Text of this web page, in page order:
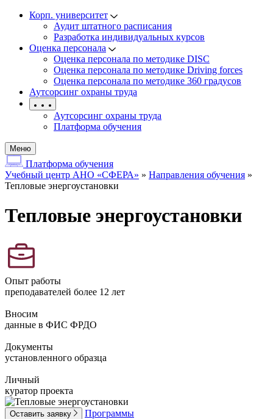
Корп. университет
Аудит штатного расписания
Разработка индивидуальных курсов
Оценка персонала
Оценка персонала по методике DISC
Оценка персонала по методике Driving forces
Оценка персонала по методике 360 градусов
Аутсорсинг охраны труда
Аутсорсинг охраны труда
Платформа обучения
Меню
Платформа обучения
Учебный центр АНО «СФЕРА» » Направления обучения »
Тепловые энергоустановки
Тепловые энергоустановки
Опыт работы
преподавателей более 12 лет
Вносим
данные в ФИС ФРДО
Документы
установленного образца
Личный
куратор проекта
Оставить заявку Программы